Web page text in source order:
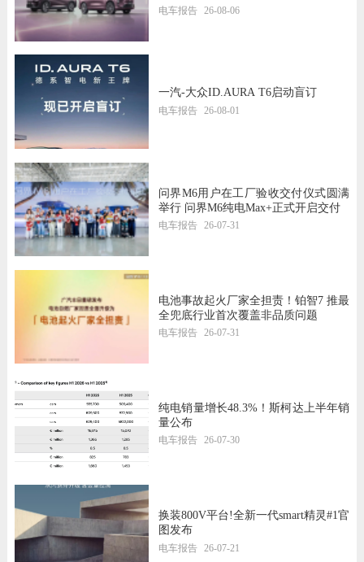
电车报告 26-08-06
一汽-大众ID.AURA T6启动盲订
电车报告 26-08-01
问界M6用户在工厂验收交付仪式圆满
举行 问界M6纯电Max+正式开启交付
电车报告 26-07-31
电池事故起火厂家全担责！铂智7 推最
全兜底行业首次覆盖非品质问题
电车报告 26-07-31
纯电销量增长48.3%！斯柯达上半年销
量公布
电车报告 26-07-30
换装800V平台!全新一代smart精灵#1官
图发布
电车报告 26-07-21